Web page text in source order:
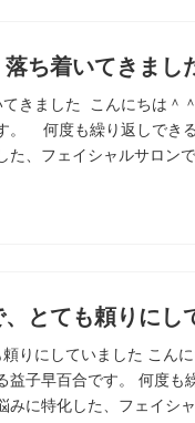
ち着いてきまし
てきました こんにちは
。 何度も繰り返しでき
た、フェイシャルサロン
とても頼りにし
りにしていました こん
子早百合です。 何度も
に特化した、フェイシャ